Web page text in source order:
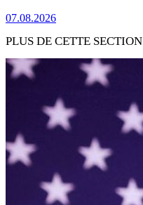
07.08.2026
PLUS DE CETTE SECTION